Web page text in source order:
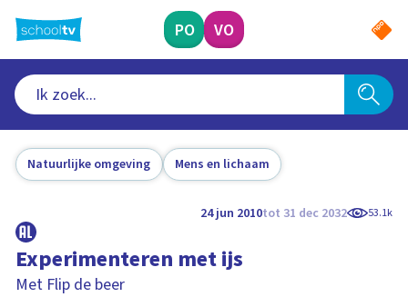
naar
hoofdinhoud
PO VO
Natuurlijke omgeving Mens en lichaam
24 jun 2010tot 31 dec 2032 53.1k
Experimenteren met ijs
Met Flip de beer